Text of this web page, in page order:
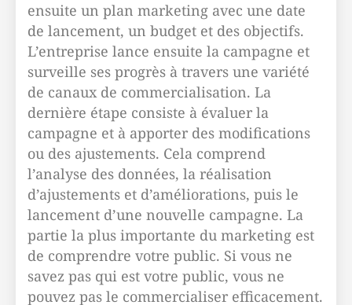
ensuite un plan marketing avec une date
de lancement, un budget et des objectifs.
L’entreprise lance ensuite la campagne et
surveille ses progrès à travers une variété
de canaux de commercialisation. La
dernière étape consiste à évaluer la
campagne et à apporter des modifications
ou des ajustements. Cela comprend
l’analyse des données, la réalisation
d’ajustements et d’améliorations, puis le
lancement d’une nouvelle campagne. La
partie la plus importante du marketing est
de comprendre votre public. Si vous ne
savez pas qui est votre public, vous ne
pouvez pas le commercialiser efficacement.